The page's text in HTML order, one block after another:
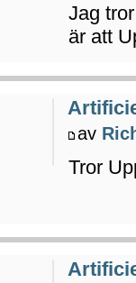
Jag
är att
av
Tror